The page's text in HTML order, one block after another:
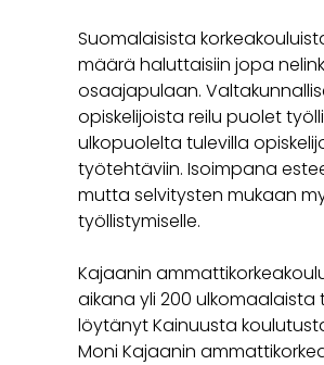
Suomalaisista
määrä haluttaisiin jopa
osaajapulaan.
opiskelijoista reilu puolet
ulkopuolelta tulevilla
työtehtäviin. Isoimpana
mutta selvitysten mukaan
työllistymiselle.
Kajaanin
aikana yli 200
löytänyt Kainuusta
Moni Kajaanin